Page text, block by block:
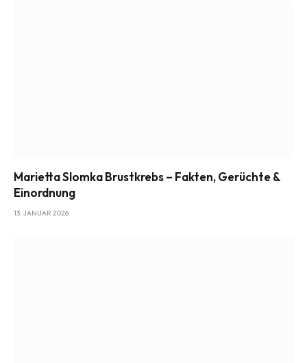
Marietta Slomka Brustkrebs – Fakten, Gerüchte &
Einordnung
13. JANUAR 2026